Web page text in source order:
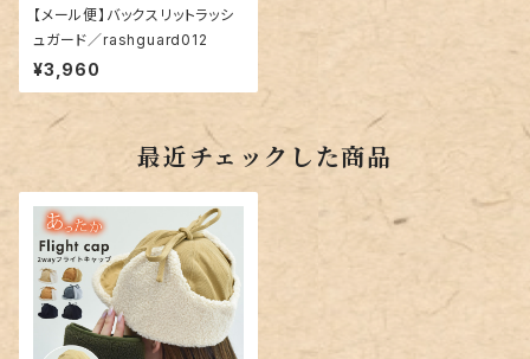
【メール便】バックスリットラッシ
ュガード／rashguard012
¥3,960
最近チェックした商品